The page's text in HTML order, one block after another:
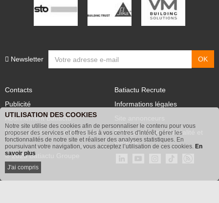
Newsletter
Contacts
Publicité
Abonnement Batiactu
Voir les contenus+ de Batiactu
Batiactu Recrute
Informations légales
Politique de confidentialité et
cookies
© 2026 Batiactu Groupe
UTILISATION DES COOKIES
Notre site utilise des cookies afin de personnaliser le contenu pour vous
proposer des services et offres liés à vos centres d'intérêt, gérer les
fonctionnalités de notre site et réaliser des analyses statistiques. En
poursuivant votre navigation, vous acceptez l’utilisation de ces cookies. En
savoir plus
J'ai compris